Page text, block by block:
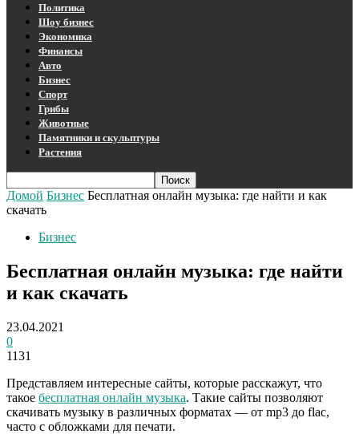
Политика
Шоу бизнес
Экономика
Финансы
Авто
Бизнес
Спорт
Грибы
Животные
Памятники и скульптуры
Растения
Домой Бизнес Бесплатная онлайн музыка: где найти и как
скачать
Бизнес
Бесплатная онлайн музыка: где найти
и как скачать
23.04.2021
0
1131
Представляем интересные сайты, которые расскажут, что
такое бесплатная онлайн музыка. Такие сайты позволяют
скачивать музыку в различных форматах — от mp3 до flac,
часто с обложками для печати.